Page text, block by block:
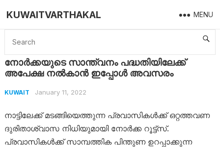
KUWAITVARTHAKAL MENU
Home Kuwait നോര്‍ക്കയുടെ സാന്ത്വനം പദ്ധതിയിലേക്ക് അപേക്ഷ നൽകാൻ ഇപ്പോൾ അവസരം
നോര്‍ക്കയുടെ സാന്ത്വനം പദ്ധതിയിലേക്ക്
അപേക്ഷ നൽകാൻ ഇപ്പോൾ അവസരം
KUWAIT January 11, 2022
നാട്ടിലേക്ക് മടങ്ങിയെത്തുന്ന പ്രവാസികള്‍ക്ക് ഒറ്റത്തവണ
ദുരിതാശ്വാസ നിധിയുമായി നോര്‍ക്ക റൂട്ട്‌സ്.
പ്രവാസികള്‍ക്ക് സാമ്പത്തിക പിന്തുണ ഉറപ്പാക്കുന്ന